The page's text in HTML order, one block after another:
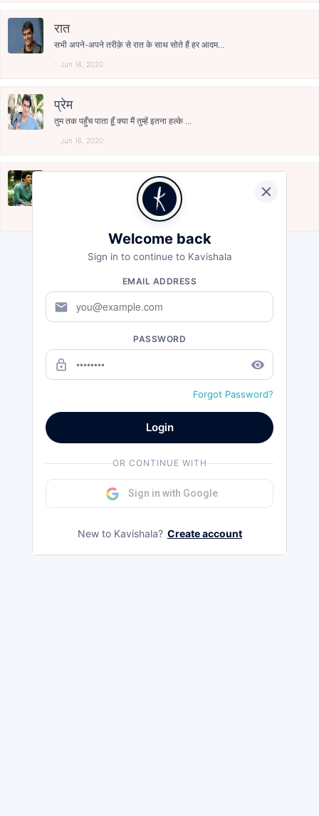
रात
सभी अपने-अपने तरीक़े से रात के साथ सोते हैं हर आदम...
Jun 16, 2020
प्रेम
तुम तक पहुँच पाता हूँ क्या मैं तुम्हें इतना हल्के ...
Jun 16, 2020
सबके सामने नंगा होने का डर इतना बड़ा है कि मैं घर ...
Welcome back
Sign in to continue to Kavishala
EMAIL ADDRESS
mail
PASSWORD
lock_outline remove_red_eye
Forgot Password?
Login
OR CONTINUE WITH
Sign in with Google
New to Kavishala? Create account